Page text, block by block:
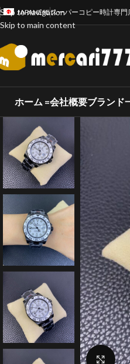
Skip to navigation
Skip to main content
JAPANESEスーパーコピー時計専
ホーム =会社概要ブランド
ク